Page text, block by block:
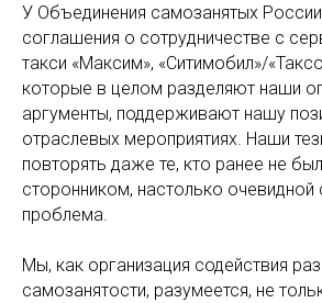
У Объединения самозанятых
соглашения о сотрудничестве с
такси «Максим», «Ситимобил»/
которые в целом разделяют наши
аргументы, поддерживают нашу
отраслевых мероприятиях. Наши
повторять даже те, кто ранее не
сторонником, настолько очевидной
проблема.
Мы, как организация содействия
самозанятости, разумеется, не